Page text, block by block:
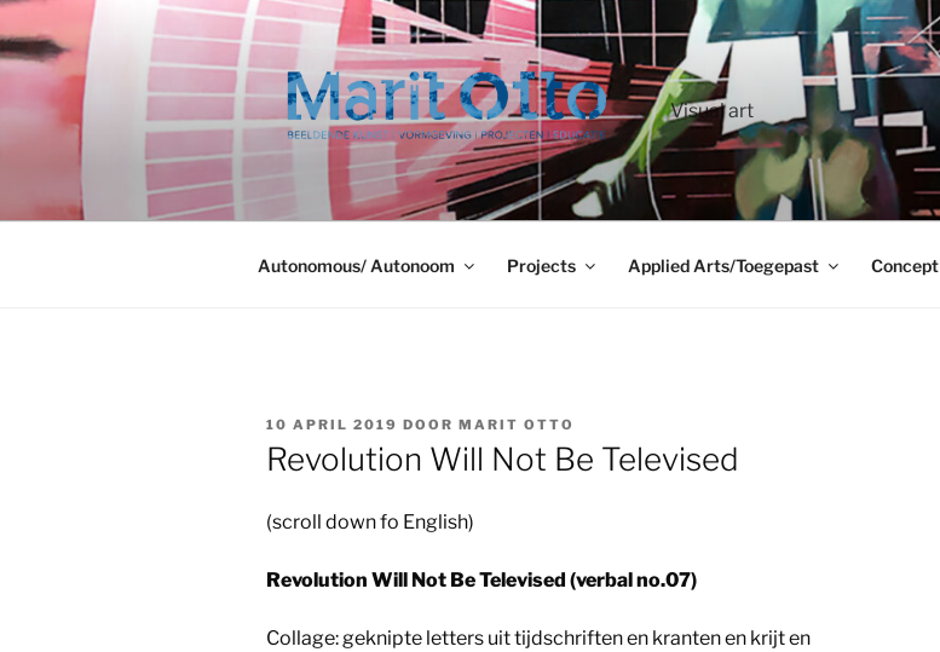
Ga
naar
de
Visual art
Autonomous/ Autonoom Projects Applied Arts/Toegepast Concept
GEPLAATST
OP
10 APRIL 2019 DOOR MARIT OTTO
Revolution Will Not Be Televised
(scroll down fo English)
Revolution Will Not Be Televised (verbal no.07)
Collage: geknipte letters uit tijdschriften en kranten en krijt en